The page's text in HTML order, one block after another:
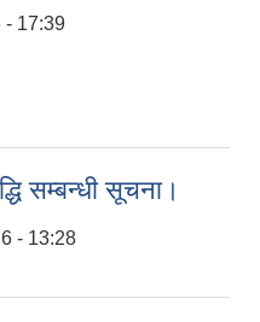
- 17:39
सम्बन्धी सूचना।
- 13:28